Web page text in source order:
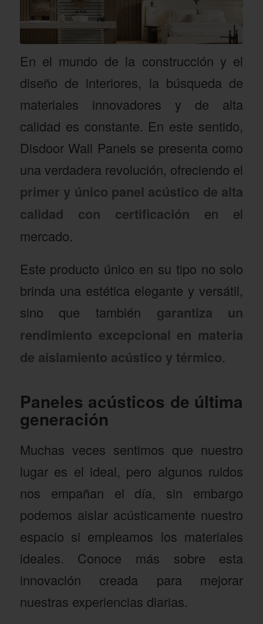
En el mundo de la construcción y el
diseño de interiores, la búsqueda de
materiales innovadores y de alta
calidad es constante. En este sentido,
Disdoor Wall Panels se presenta como
una verdadera revolución, ofreciendo el
primer y único panel acústico de alta
calidad con certificación en el
mercado.
Este producto único en su tipo no solo
brinda una estética elegante y versátil,
sino que también garantiza un
rendimiento excepcional en materia
de aislamiento acústico y térmico.
Paneles acústicos de última
generación
Muchas veces sentimos que nuestro
lugar es el ideal, pero algunos ruidos
nos empañan el día, sin embargo
podemos aislar acústicamente nuestro
espacio si empleamos los materiales
ideales. Conoce más sobre esta
innovación creada para mejorar
nuestras experiencias diarias.